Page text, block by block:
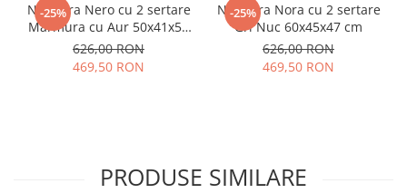
-25%
Noptiera Nero cu 2 sertare
Marmura cu Aur 50x41x57
cm
626,00 RON
469,50 RON
-25%
Noptiera Nora cu 2 sertare
Gri Nuc 60x45x47 cm
626,00 RON
469,50 RON
PRODUSE SIMILARE